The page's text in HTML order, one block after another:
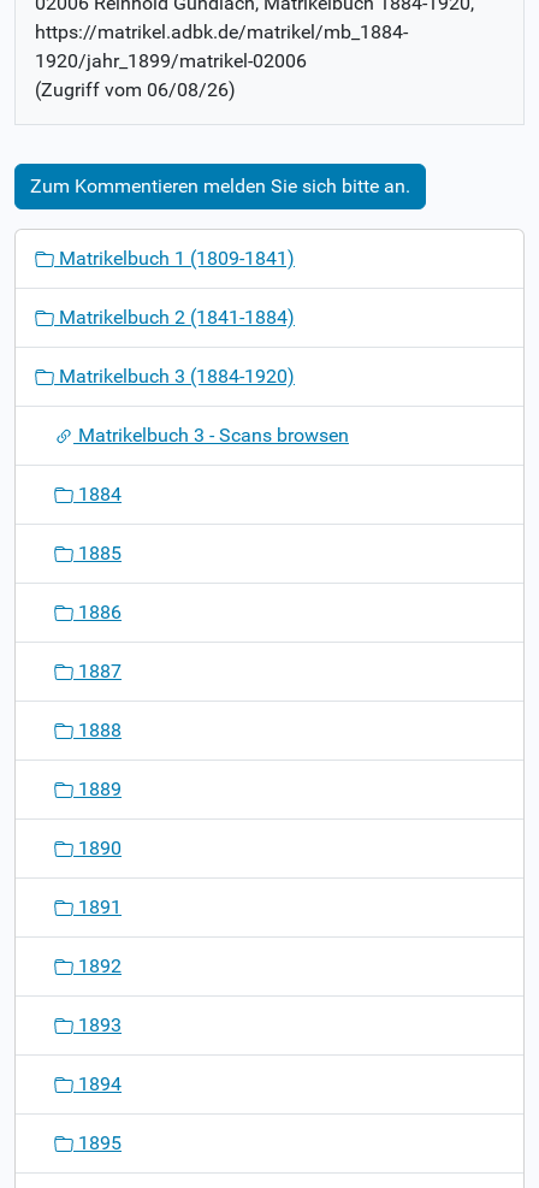
https://matrikel.adbk.de/matrikel/mb_1884-
1920/jahr_1899/matrikel-02006
(Zugriff vom 06/08/26)
Zum Kommentieren melden Sie sich bitte an.
o
Matrikelbuch 1 (1809-1841)
Matrikelbuch 2 (1841-1884)
Matrikelbuch 3 (1884-1920)
Matrikelbuch 3 - Scans browsen
1884
1885
1886
1887
1888
1889
1890
1891
1892
1893
1894
1895